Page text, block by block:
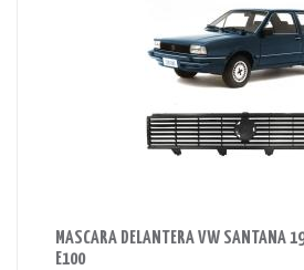
MASCARA DELANTERA VW
E100